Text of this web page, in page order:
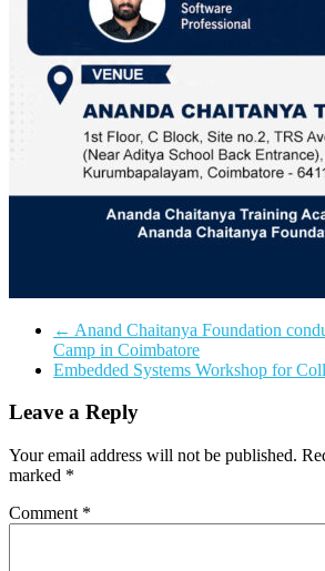
← Anand Chaitanya Foundation
Camp in Coimbatore
Embedded Systems Workshop for
Leave a Reply
Your email address will not be published.
marked *
Comment *